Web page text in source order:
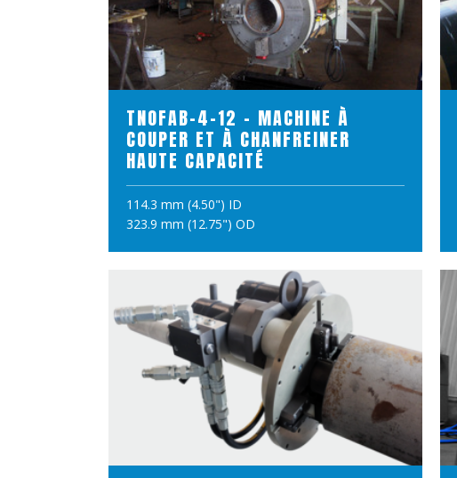
TNOFAB-4-12 - MACHINE À
COUPER ET À CHANFREINER
HAUTE CAPACITÉ
114.3 mm (4.50") ID
323.9 mm (12.75") OD
VOIR LE PRODUIT
AJOUTER AU PANIER
VOIR LE PRODUIT